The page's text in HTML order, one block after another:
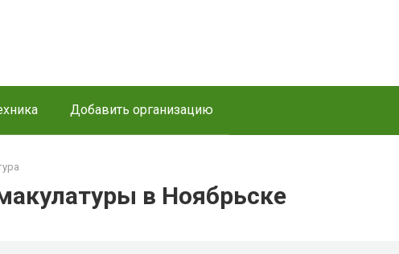
Добавить организацию
в Ноябрьске